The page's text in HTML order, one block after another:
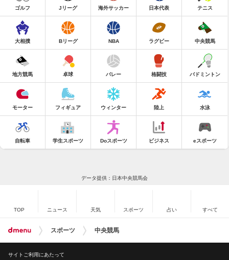
ゴルフ Jリーグ 海外サッカー 日本代表 テニス
大相撲 Bリーグ NBA ラグビー 中央競馬
地方競馬 卓球 バレー 格闘技 バドミントン
モーター フィギュア ウィンター 陸上 水泳
自転車 学生スポーツ Doスポーツ ビジネス eスポーツ
データ提供：日本中央競馬会
TOP ニュース 天気 スポーツ 占い すべて
スポーツ 中央競馬
サイトご利用にあたって